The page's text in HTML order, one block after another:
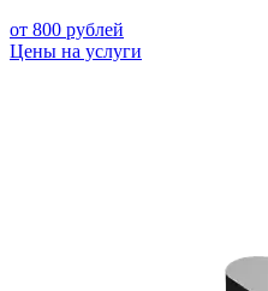
от 800 рублей
Цены на услуги